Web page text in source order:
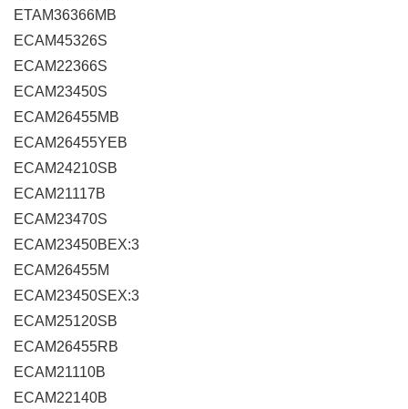
ETAM36366MB
ECAM45326S
ECAM22366S
ECAM23450S
ECAM26455MB
ECAM26455YEB
ECAM24210SB
ECAM21117B
ECAM23470S
ECAM23450BEX:3
ECAM26455M
ECAM23450SEX:3
ECAM25120SB
ECAM26455RB
ECAM21110B
ECAM22140B